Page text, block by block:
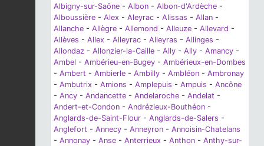
Albigny-sur-Saône - Albon - Albon-d'Ardèche -
Alboussière - Alex - Aleyrac - Alissas - Allan -
Allanche - Allègre - Allemond - Alleuze - Allevard -
Allèves - Allex - Alleyrac - Alleyras - Allinges -
Allondaz - Allonzier-la-Caille - Ally - Ally - Amancy -
Ambel - Ambérieu-en-Bugey - Ambérieux-en-Dombes
- Ambert - Ambierle - Ambilly - Ambléon - Ambronay
- Ambutrix - Amions - Amplepuis - Ampuis - Ancône
- Ancy - Andancette - Andelaroche - Andelat -
Andert-et-Condon - Andrézieux-Bouthéon -
Anglards-de-Saint-Flour - Anglards-de-Salers -
Anglefort - Annecy - Anneyron - Annoisin-Chatelans
- Annonay - Anse - Anterrieux - Anthon - Anthy-sur-